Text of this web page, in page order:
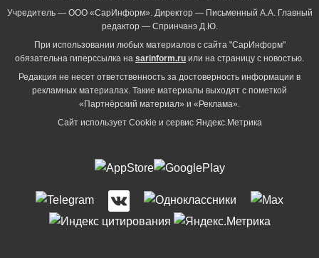
Учредитель — ООО «СарИнформ». Директор — Письменный А.А. Главный
редактор — Спринчанэ Д.Ю.
При использовании любых материалов с сайта "СарИнформ"
обязательна гиперссылка на sarinform.ru или на страницу с новостью.
Редакция не несет ответственность за достоверность информации в
рекламных материалах. Такие материалы выходят с пометкой
«Партнёрский материал» и «Реклама».
Сайт использует Cookie и сервиc Яндекс.Метрика